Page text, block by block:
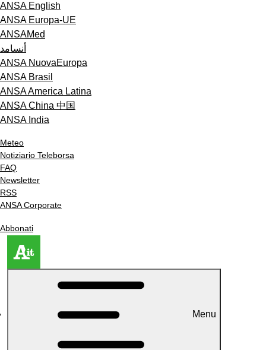
ANSA English
ANSA Europa-UE
ANSAMed
أنسامد
ANSA NuovaEuropa
ANSA Brasil
ANSA America Latina
ANSA China 中国
ANSA India
Meteo
Notiziario Teleborsa
FAQ
Newsletter
RSS
ANSA Corporate
Abbonati
Menu